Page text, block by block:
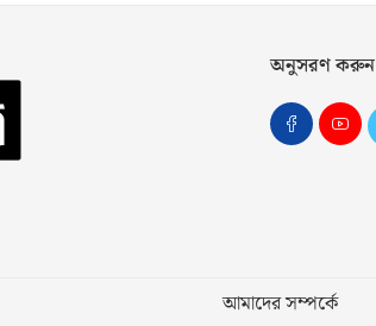
অনুসরণ করুন
আমাদের সম্পর্কে